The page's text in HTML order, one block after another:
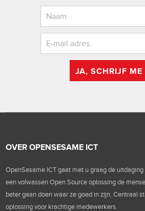
JA, SCHRIJF ME
OVER OPENSESAME ICT
OpenSesame ICT gaat met u graag de
een volwassen Open Source oplossing de
beter gaan doen waar ze goed in zijn. Centraal
oplossing voor krachtige medewerkers.